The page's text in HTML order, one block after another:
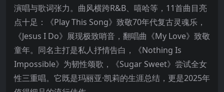
演唱与歌词张力。曲风横跨R&B、嘻哈等，11首曲目亮
点十足：《Play This Song》致敬70年代复古灵魂乐，
《Jesus I Do》展现极致哨音，翻唱曲《My Love》致敬
童年。同名主打是私人抒情告白，《Nothing Is
Impossible》为韧性颂歌，《Sugar Sweet》尝试全女
性三重唱。它既是玛丽亚·凯莉的生涯总结，更是2025年